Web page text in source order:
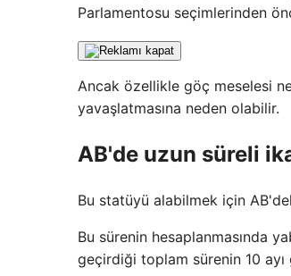
Parlamentosu seçimlerinden
Ancak özellikle göç meselesi
yavaşlatmasına neden olabilir.
AB'de uzun süreli
Bu statüyü alabilmek için
Bu sürenin hesaplanmasında
geçirdiği toplam sürenin 10